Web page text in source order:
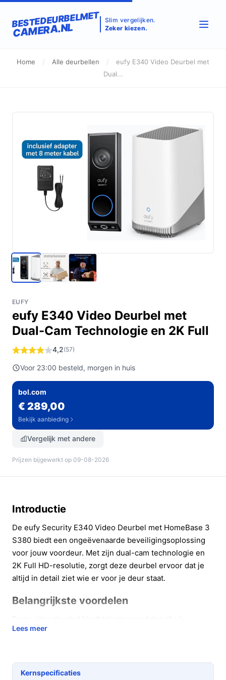
BESTEDEURBELMET
CAMERA.NL
Slim vergelijken.
Zeker kiezen.
Home / Alle deurbellen /
eufy E340 Video Deurbel met
Dual...
EUFY
eufy E340 Video Deurbel met
Dual-Cam Technologie en 2K Full
4,2(57)
Voor 23:00 besteld, morgen in huis
bol.com
€ 289,00
Bekijk aanbieding
Vergelijk met andere
Prijzen bijgewerkt op 09-08-2026
Introductie
De eufy Security E340 Video Deurbel met HomeBase 3
S380 biedt een ongeëvenaarde beveiligingsoplossing
voor jouw voordeur. Met zijn dual-cam technologie en
2K Full HD-resolutie, zorgt deze deurbel ervoor dat je
altijd in detail ziet wie er voor je deur staat.
Belangrijkste voordelen
veiligheid en gemak vergroten:
zowel een beeld van de bezoeker als van de
omgeving rondom je voordeur, waardoor je altijd
Lees meer
Kernspecificaties